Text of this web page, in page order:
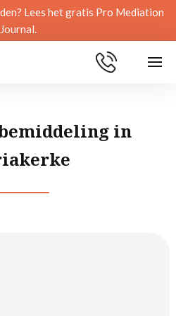
Lees het gratis Pro Mediation
Journal.
in